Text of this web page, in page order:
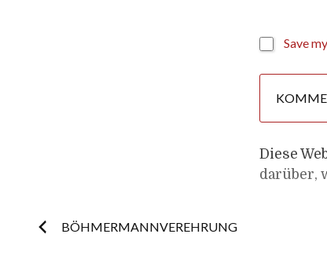
Save
Diese
darüber,
Post
BÖHMERMANNVEREHRUNG